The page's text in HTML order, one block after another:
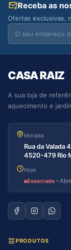
Receba as
Ofertas exclusivas,
CASA RAIZ
A sua loja de
aquecimento e
Morada
Rua da Valada
4520-479 Rio
Hoje
Encerrado ·
PRODUTOS